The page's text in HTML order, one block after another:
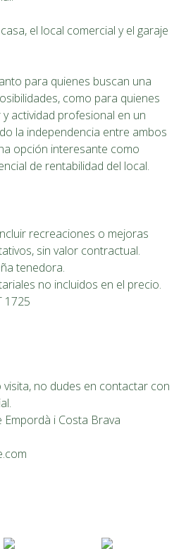
el local comercial y el garaje
para quienes buscan una
como para quienes
actividad profesional en un
la independencia entre ambos
opción interesante como
de rentabilidad del local.
recreaciones o mejoras
sin valor contractual.
tenedora.
no incluidos en el precio.
1725
no dudes en contactar con
Empordà i Costa Brava